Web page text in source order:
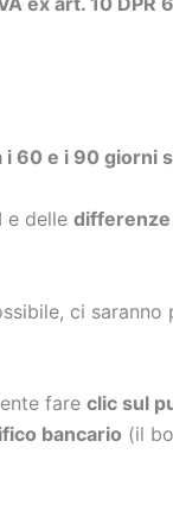
60 e i 90 giorni
e delle differenze
ci
fare clic sul
bancario (il